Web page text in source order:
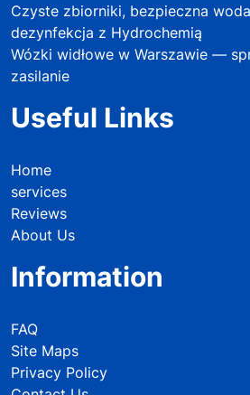
Czyste zbiorniki, bezpieczna
dezynfekcja z Hydrochemią
Wózki widłowe w Warszawie —
zasilanie
Useful Links
Home
services
Reviews
About Us
Information
FAQ
Site Maps
Privacy Policy